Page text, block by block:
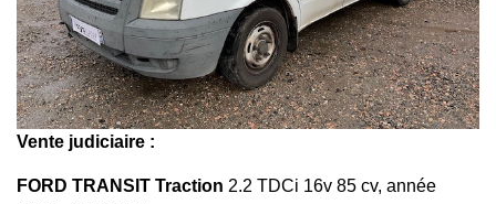
Vente judiciaire :
FORD TRANSIT Traction 2.2 TDCi 16v 85 cv, année